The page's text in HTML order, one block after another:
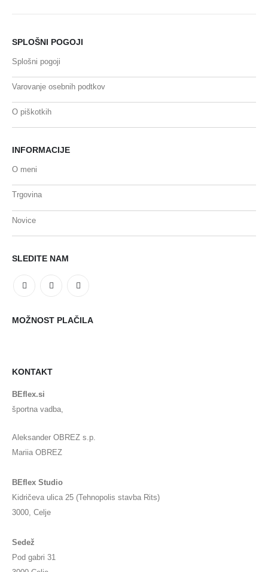
SPLOŠNI POGOJI
Splošni pogoji
Varovanje osebnih podtkov
O piškotkih
INFORMACIJE
O meni
Trgovina
Novice
SLEDITE NAM
MOŽNOST PLAČILA
KONTAKT
BEflex.si
športna vadba,
Aleksander OBREZ s.p.
Mariia OBREZ
BEflex Studio
Kidričeva ulica 25 (Tehnopolis stavba Rits)
3000, Celje
Sedež
Pod gabri 31